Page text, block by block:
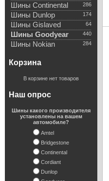
286
Шины Continental
174
Шины Dunlop
64
Шины Gislaved
440
Шины Goodyear
284
Шины Nokian
Корзина
В корзине нет товаров
Наш опрос
Шины какого производителя
установлены на вашем
автомобиле?
Amtel
Bridgestone
Continental
Cordiant
Dunlop